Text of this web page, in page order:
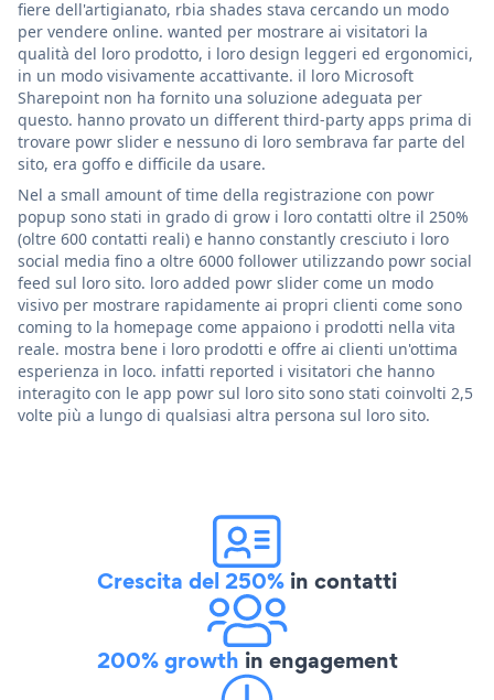
fiere dell'artigianato, rbia shades stava cercando un modo
per vendere online. wanted per mostrare ai visitatori la
qualità del loro prodotto, i loro design leggeri ed ergonomici,
in un modo visivamente accattivante. il loro Microsoft
Sharepoint non ha fornito una soluzione adeguata per
questo. hanno provato un different third-party apps prima di
trovare powr slider e nessuno di loro sembrava far parte del
sito, era goffo e difficile da usare.
Nel a small amount of time della registrazione con powr
popup sono stati in grado di grow i loro contatti oltre il 250%
(oltre 600 contatti reali) e hanno constantly cresciuto i loro
social media fino a oltre 6000 follower utilizzando powr social
feed sul loro sito. loro added powr slider come un modo
visivo per mostrare rapidamente ai propri clienti come sono
coming to la homepage come appaiono i prodotti nella vita
reale. mostra bene i loro prodotti e offre ai clienti un'ottima
esperienza in loco. infatti reported i visitatori che hanno
interagito con le app powr sul loro sito sono stati coinvolti 2,5
volte più a lungo di qualsiasi altra persona sul loro sito.
Crescita del 250% in contatti
200% growth in engagement